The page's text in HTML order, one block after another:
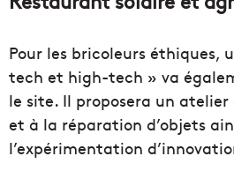
Pour les bricoleurs éthiques,
tech et high-tech » va
le site. Il proposera un
et à la réparation d’objets
l’expérimentation